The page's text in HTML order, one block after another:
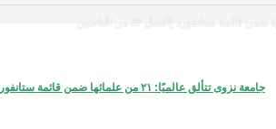
جامعة نزوى تتألق عالميًا: ٢١ من علمائها ضمن قائمة ستانفورد لِأفضل ٢٪ من الباحثين